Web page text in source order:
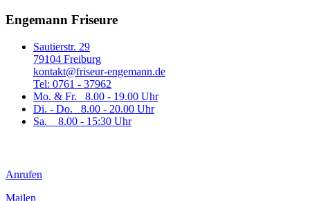
Engemann Friseure
Sautierstr. 29
79104 Freiburg
kontakt@friseur-engemann.de
Tel: 0761 - 37962
Mo. & Fr. 8.00 - 19.00 Uhr
Di. - Do. 8.00 - 20.00 Uhr
Sa. 8.00 - 15:30 Uhr
Anrufen
Mailen